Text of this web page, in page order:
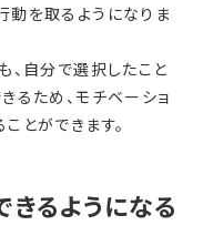
を取るようになりま
、自分で選択したこと
るため、モチベーショ
とができます。
るようになる